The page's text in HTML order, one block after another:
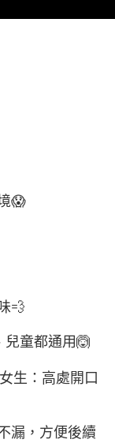
😱
💨
兒童都通用🙆
女生：高處開口
漏，方便後續